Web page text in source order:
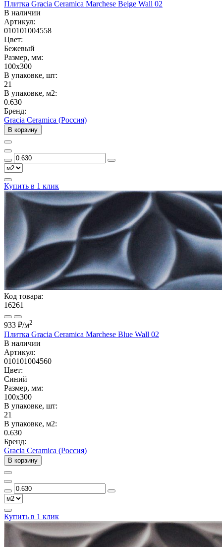
Плитка Gracia Ceramica Marchese Beige Wall 02
В наличии
Артикул:
010101004558
Цвет:
Бежевый
Размер, мм:
100x300
В упаковке, шт:
21
В упаковке, м2:
0.630
Бренд:
Gracia Ceramica (Россия)
В корзину
Купить в 1 клик
Код товара:
16261
933 ₽/м2
Плитка Gracia Ceramica Marchese Blue Wall 02
В наличии
Артикул:
010101004560
Цвет:
Синий
Размер, мм:
100x300
В упаковке, шт:
21
В упаковке, м2:
0.630
Бренд:
Gracia Ceramica (Россия)
В корзину
Купить в 1 клик